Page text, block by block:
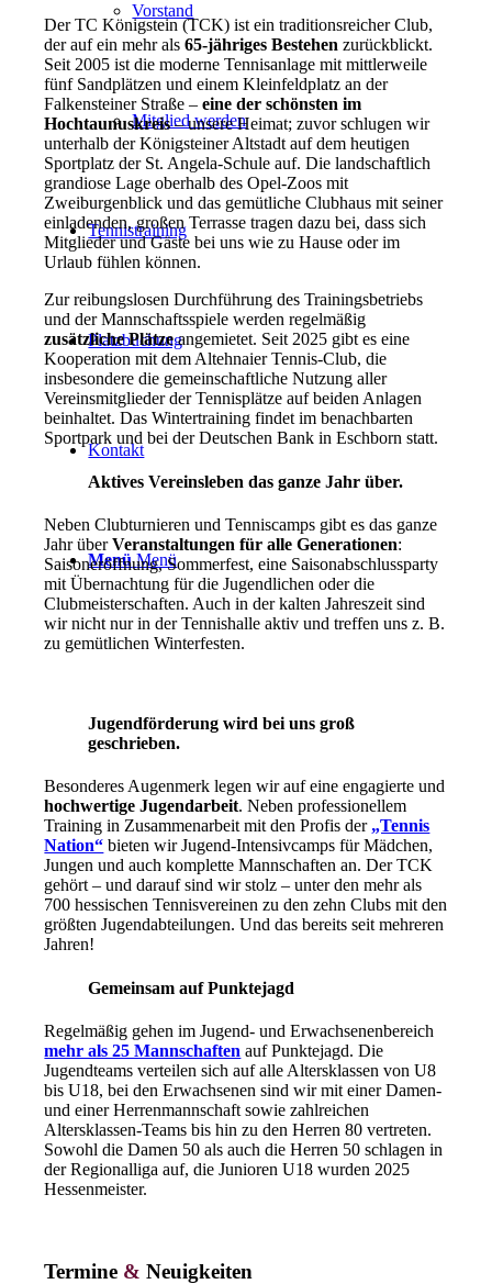
Vorstand
Mitglied werden
Tennistraining
Platzbuchung
Kontakt
Menü Menü
Der TC Königstein (TCK) ist ein traditionsreicher Club,
der auf ein mehr als65-jähriges Bestehen zurückblickt.
Seit 2005 ist die moderne Tennisanlage mit mittlerweile
fünf Sandplätzen und einem Kleinfeldplatz an der
Falkensteiner Straße –eine der schönsten im
Hochtaunuskreis– unsere Heimat; zuvor schlugen wir
unterhalb der Königsteiner Altstadt auf dem heutigen
Sportplatz der St. Angela-Schule auf. Die landschaftlich
grandiose Lage oberhalb des Opel-Zoos mit
Zweiburgenblick und das gemütliche Clubhaus mit seiner
einladenden, großen Terrasse tragen dazu bei, dass sich
Mitglieder und Gäste bei uns wie zu Hause oder im
Urlaub fühlen können.
Zur reibungslosen Durchführung des Trainingsbetriebs
und der Mannschaftsspiele werden regelmäßig
zusätzliche Plätzeangemietet. Seit 2025 gibt es eine
Kooperation mit dem Altehnaier Tennis-Club, die
insbesondere die gemeinschaftliche Nutzung aller
Vereinsmitglieder der Tennisplätze auf beiden Anlagen
beinhaltet. Das Wintertraining findet im benachbarten
Sportpark und bei der Deutschen Bank in Eschborn statt.
Aktives Vereinsleben das ganze Jahr über.
Neben Clubturnieren und Tenniscamps gibt es das ganze
Jahr überVeranstaltungen für alle Generationen:
Saisoneröffnung, Sommerfest, eine Saisonabschlussparty
mit Übernachtung für die Jugendlichen oder die
Clubmeisterschaften. Auch in der kalten Jahreszeit sind
wir nicht nur in der Tennishalle aktiv und treffen uns z. B.
zu gemütlichen Winterfesten.
Jugendförderung wird bei uns groß
geschrieben.
Besonderes Augenmerk legen wir auf eine engagierte und
hochwertige Jugendarbeit. Neben professionellem
Training in Zusammenarbeit mit den Profis der „Tennis
Nation“ bieten wir Jugend-Intensivcamps für Mädchen,
Jungen und auch komplette Mannschaften an. Der TCK
gehört – und darauf sind wir stolz – unter den mehr als
700 hessischen Tennisvereinen zu den zehn Clubs mit den
größten Jugendabteilungen. Und das bereits seit mehreren
Jahren!
Gemeinsam auf Punktejagd
Regelmäßig gehen im Jugend- und Erwachsenenbereich
mehr als 25 Mannschaften auf Punktejagd. Die
Jugendteams verteilen sich auf alle Altersklassen von U8
bis U18, bei den Erwachsenen sind wir mit einer Damen-
und einer Herrenmannschaft sowie zahlreichen
Altersklassen-Teams bis hin zu den Herren 80 vertreten.
Sowohl die Damen 50 als auch die Herren 50 schlagen in
der Regionalliga auf, die Junioren U18 wurden 2025
Hessenmeister.
Termine & Neuigkeiten